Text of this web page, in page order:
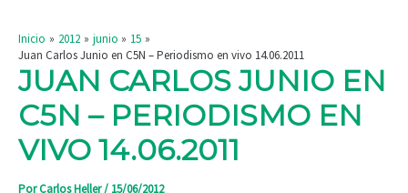
Inicio 2012 junio
15
Juan Carlos Junio en C5N – Periodismo en vivo 14.06.2011
JUAN CARLOS JUNIO EN
C5N – PERIODISMO EN
VIVO 14.06.2011
PorCarlos Heller/ 15/06/2012